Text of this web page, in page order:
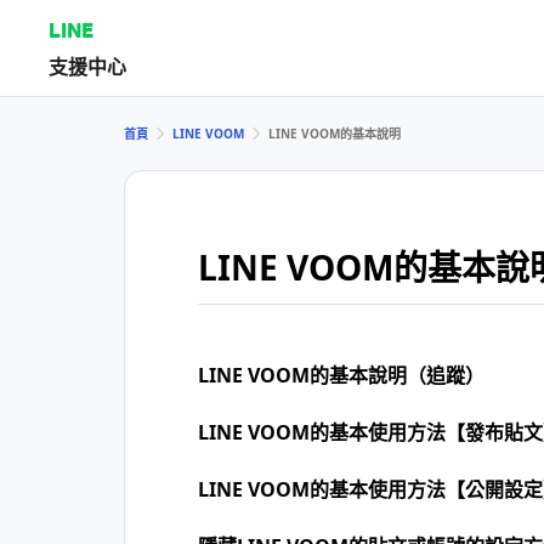
LINE
支援中心
首頁 LINE VOOM LINE VOOM的基本說明
LINE VOOM的基本說
LINE VOOM的基本說明（追蹤）
LINE VOOM的基本使用方法【發布貼文
LINE VOOM的基本使用方法【公開設定